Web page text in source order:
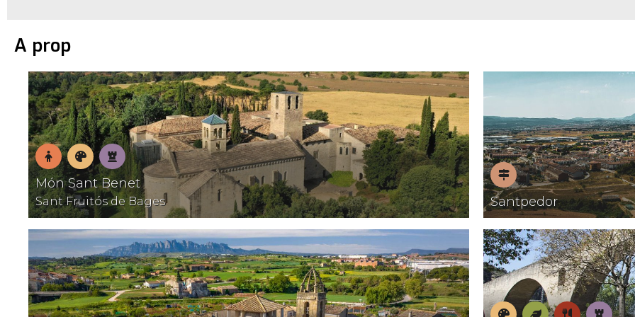
A prop
En
família
MuseusPatrimoni
Món Sant Benet
Sant Fruitós de Bages
Pobles
amb
encant
Santpedor